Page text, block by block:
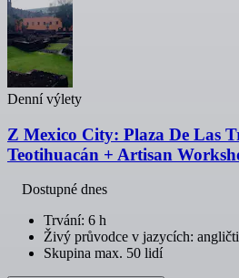
Denní výlety
Z Mexico City: Plaza De Las
Teotihuacán + Artisan
Dostupné dnes
Trvání: 6 h
Živý průvodce v jazycích:
Skupina max. 50 lidí